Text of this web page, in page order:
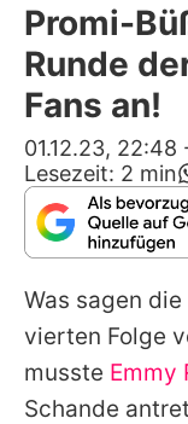
Alle
Promi-
Runde
Fans an!
01.12.23, 22:48
Lesezeit: 2 min
Was sagen
vierten Folge
musste Emmy
Schande